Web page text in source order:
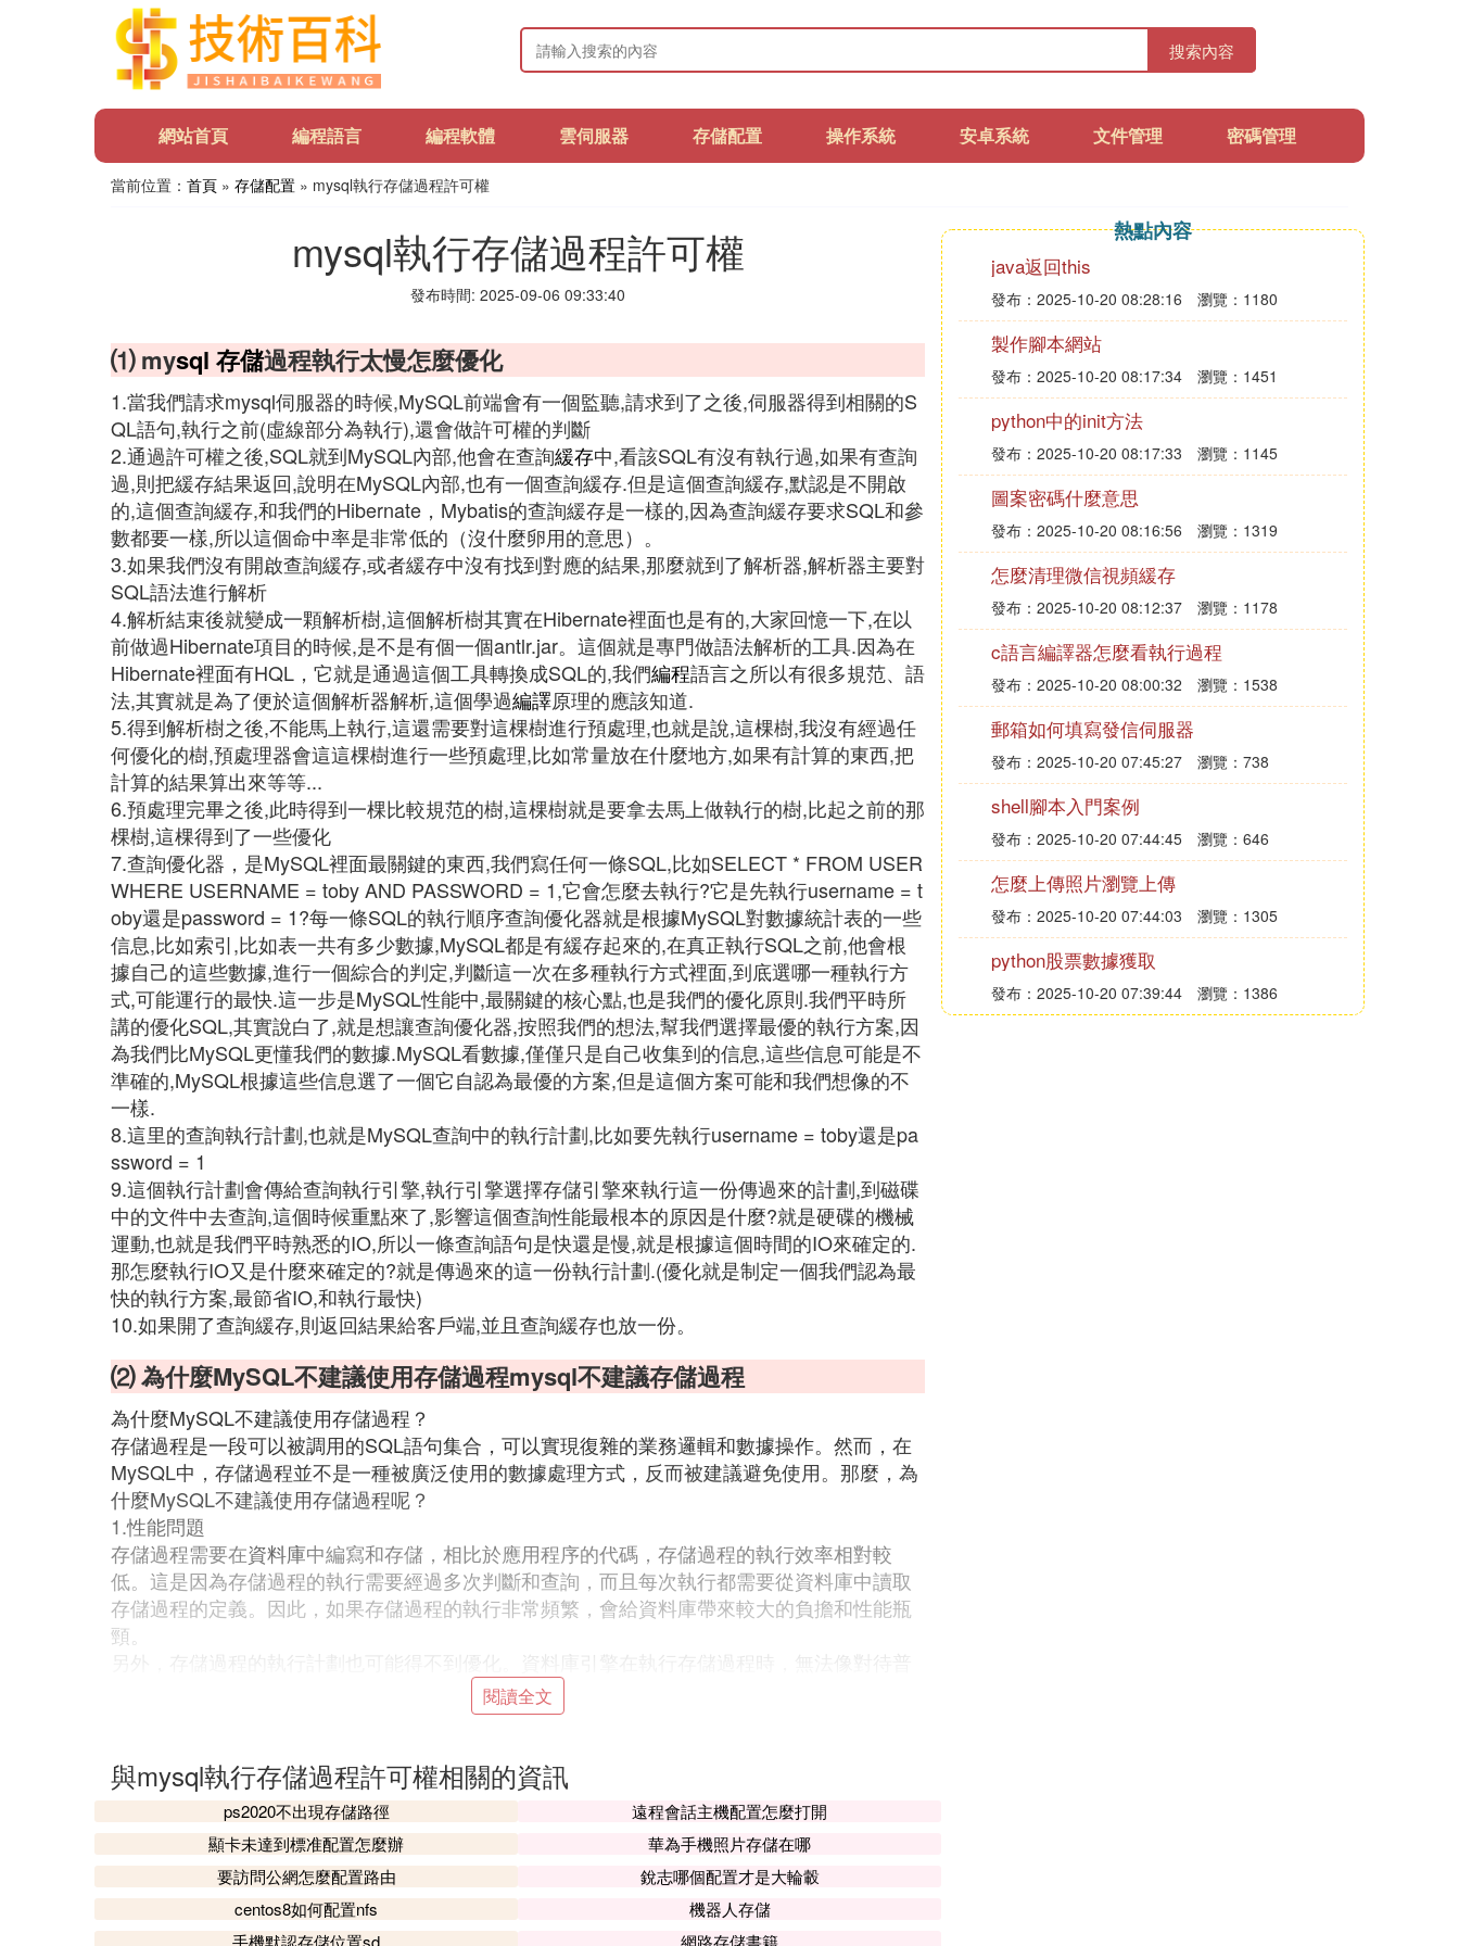
搜索內容
網站首頁 編程語言 編程軟體 雲伺服器 存儲配置 操作系統 安卓系統 文件管理 密碼管理
當前位置： 首頁 » 存儲配置 » mysql執行存儲過程許可權
mysql執行存儲過程許可權
發布時間: 2025-09-06 09:33:40
⑴ mysql 存儲過程執行太慢怎麼優化
1.當我們請求mysql伺服器的時候,MySQL前端會有一個監聽,請求到了之後,伺服器得到相關的S
QL語句,執行之前(虛線部分為執行),還會做許可權的判斷
2.通過許可權之後,SQL就到MySQL內部,他會在查詢緩存中,看該SQL有沒有執行過,如果有查詢
過,則把緩存結果返回,說明在MySQL內部,也有一個查詢緩存.但是這個查詢緩存,默認是不開啟
的,這個查詢緩存,和我們的Hibernate，Mybatis的查詢緩存是一樣的,因為查詢緩存要求SQL和參
數都要一樣,所以這個命中率是非常低的（沒什麼卵用的意思）。
3.如果我們沒有開啟查詢緩存,或者緩存中沒有找到對應的結果,那麼就到了解析器,解析器主要對
SQL語法進行解析
4.解析結束後就變成一顆解析樹,這個解析樹其實在Hibernate裡面也是有的,大家回憶一下,在以
前做過Hibernate項目的時候,是不是有個一個antlr.jar。這個就是專門做語法解析的工具.因為在
Hibernate裡面有HQL，它就是通過這個工具轉換成SQL的,我們編程語言之所以有很多規范、語
法,其實就是為了便於這個解析器解析,這個學過編譯原理的應該知道.
5.得到解析樹之後,不能馬上執行,這還需要對這棵樹進行預處理,也就是說,這棵樹,我沒有經過任
何優化的樹,預處理器會這這棵樹進行一些預處理,比如常量放在什麼地方,如果有計算的東西,把
計算的結果算出來等等...
6.預處理完畢之後,此時得到一棵比較規范的樹,這棵樹就是要拿去馬上做執行的樹,比起之前的那
棵樹,這棵得到了一些優化
7.查詢優化器，是MySQL裡面最關鍵的東西,我們寫任何一條SQL,比如SELECT * FROM USER
WHERE USERNAME = toby AND PASSWORD = 1,它會怎麼去執行?它是先執行username = t
oby還是password = 1?每一條SQL的執行順序查詢優化器就是根據MySQL對數據統計表的一些
信息,比如索引,比如表一共有多少數據,MySQL都是有緩存起來的,在真正執行SQL之前,他會根
據自己的這些數據,進行一個綜合的判定,判斷這一次在多種執行方式裡面,到底選哪一種執行方
式,可能運行的最快.這一步是MySQL性能中,最關鍵的核心點,也是我們的優化原則.我們平時所
講的優化SQL,其實說白了,就是想讓查詢優化器,按照我們的想法,幫我們選擇最優的執行方案,因
為我們比MySQL更懂我們的數據.MySQL看數據,僅僅只是自己收集到的信息,這些信息可能是不
準確的,MySQL根據這些信息選了一個它自認為最優的方案,但是這個方案可能和我們想像的不
一樣.
8.這里的查詢執行計劃,也就是MySQL查詢中的執行計劃,比如要先執行username = toby還是pa
ssword = 1
9.這個執行計劃會傳給查詢執行引擎,執行引擎選擇存儲引擎來執行這一份傳過來的計劃,到磁碟
中的文件中去查詢,這個時候重點來了,影響這個查詢性能最根本的原因是什麼?就是硬碟的機械
運動,也就是我們平時熟悉的IO,所以一條查詢語句是快還是慢,就是根據這個時間的IO來確定的.
那怎麼執行IO又是什麼來確定的?就是傳過來的這一份執行計劃.(優化就是制定一個我們認為最
快的執行方案,最節省IO,和執行最快)
10.如果開了查詢緩存,則返回結果給客戶端,並且查詢緩存也放一份。
⑵ 為什麼MySQL不建議使用存儲過程mysql不建議存儲過程
為什麼MySQL不建議使用存儲過程？
存儲過程是一段可以被調用的SQL語句集合，可以實現復雜的業務邏輯和數據操作。然而，在
MySQL中，存儲過程並不是一種被廣泛使用的數據處理方式，反而被建議避免使用。那麼，為
什麼MySQL不建議使用存儲過程呢？
1.性能問題
存儲過程需要在資料庫中編寫和存儲，相比於應用程序的代碼，存儲過程的執行效率相對較
低。這是因為存儲過程的執行需要經過多次判斷和查詢，而且每次執行都需要從資料庫中讀取
存儲過程的定義。因此，如果存儲過程的執行非常頻繁，會給資料庫帶來較大的負擔和性能瓶
頸。
另外，存儲過程的執行計劃也可能得不到優化。資料庫引擎在執行存儲過程時，無法像對待普
通SQL語句那樣生成優化的查詢計劃，導致存儲過程的執行效率較低。而且在存儲過程中使用
存儲過程的代碼與應用程序代碼不同，它們通常是在資料庫端進行維護和升級。當業務邏輯發
生變化時，需要修改存儲過程的代碼，並在資料庫中重新定義。與應用程序相比，這種操作比
較繁瑣，可能導致維護困難。
此外，存儲過程的修改也會對資料庫的操作帶來影響。新的存儲過程可能需要重新編譯和執行
計劃優化，這將佔用資料庫的大量資源，影響其它用戶的操作。如果存儲過程的代碼出現嚴重
的錯誤，可能會導致資料庫服務的崩潰，影響應用程序的正常運行。
3.安全問題
閱讀全文
與mysql執行存儲過程許可權相關的資訊
ps2020不出現存儲路徑
遠程會話主機配置怎麼打開
顯卡未達到標准配置怎麼辦
華為手機照片存儲在哪
要訪問公網怎麼配置路由
銳志哪個配置才是大輪轂
centos8如何配置nfs
機器人存儲
手機默認存儲位置sd
網路存儲書籍
熱點內容
java返回this
發布：2025-10-20 08:28:16 瀏覽：1180
製作腳本網站
發布：2025-10-20 08:17:34 瀏覽：1451
python中的init方法
發布：2025-10-20 08:17:33 瀏覽：1145
圖案密碼什麼意思
發布：2025-10-20 08:16:56 瀏覽：1319
怎麼清理微信視頻緩存
發布：2025-10-20 08:12:37 瀏覽：1178
c語言編譯器怎麼看執行過程
發布：2025-10-20 08:00:32 瀏覽：1538
郵箱如何填寫發信伺服器
發布：2025-10-20 07:45:27 瀏覽：738
shell腳本入門案例
發布：2025-10-20 07:44:45 瀏覽：646
怎麼上傳照片瀏覽上傳
發布：2025-10-20 07:44:03 瀏覽：1305
python股票數據獲取
發布：2025-10-20 07:39:44 瀏覽：1386